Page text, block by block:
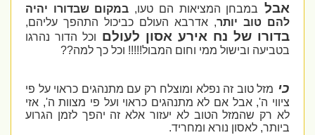
אבל במבחן המציאות הם טעו,במקום שבדורו יהיה
להם טוב יותר, אדרבא העולם כביכול התהפך עליהם,
בדורו של נח אירע אסון לעולם וכל הדור נהרגו
בטביעה ובישול ממי וחום המבול!!!!! וכל כך למה??
כי מזל טוב זה נפלא ומוצלח רק עם מתנהגים כראוי על פי
ציווי ה', אבל אם לא מתנהגים כראוי ועל פי מצוות ה', אזי
לא רק שהמזל הטוב לא יעזור אלא זה יהפך לזמן הגרוע
ביותר, לאסון נורא ומחריד.